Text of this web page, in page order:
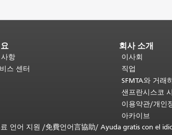
항
스 센터
회사 소개
이사회
직업
SFMTA와 거래
샌프란시스코
이용약관/개인
아카이브
료 언어 지원 /免費언어言協助/ Ayuda gratis con el